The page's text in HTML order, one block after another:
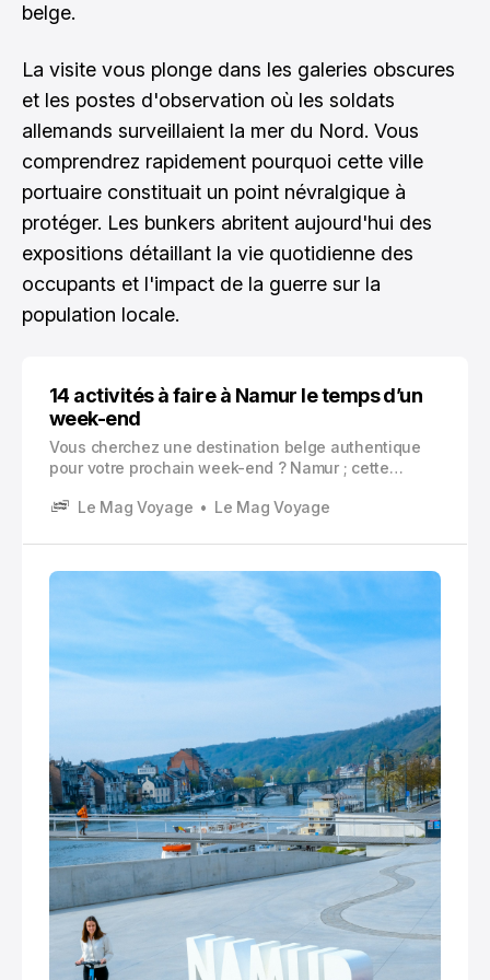
belge.
La visite vous plonge dans les galeries obscures
et les postes d'observation où les soldats
allemands surveillaient la mer du Nord. Vous
comprendrez rapidement pourquoi cette ville
portuaire constituait un point névralgique à
protéger. Les bunkers abritent aujourd'hui des
expositions détaillant la vie quotidienne des
occupants et l'impact de la guerre sur la
population locale.
14 activités à faire à Namur le temps d’un
week-end
Vous cherchez une destination belge authentique
pour votre prochain week-end ? Namur ; cette
et de la Meuse vous réserve bien des surprises.
l’eau.
Le Mag Voyage Le Mag Voyage